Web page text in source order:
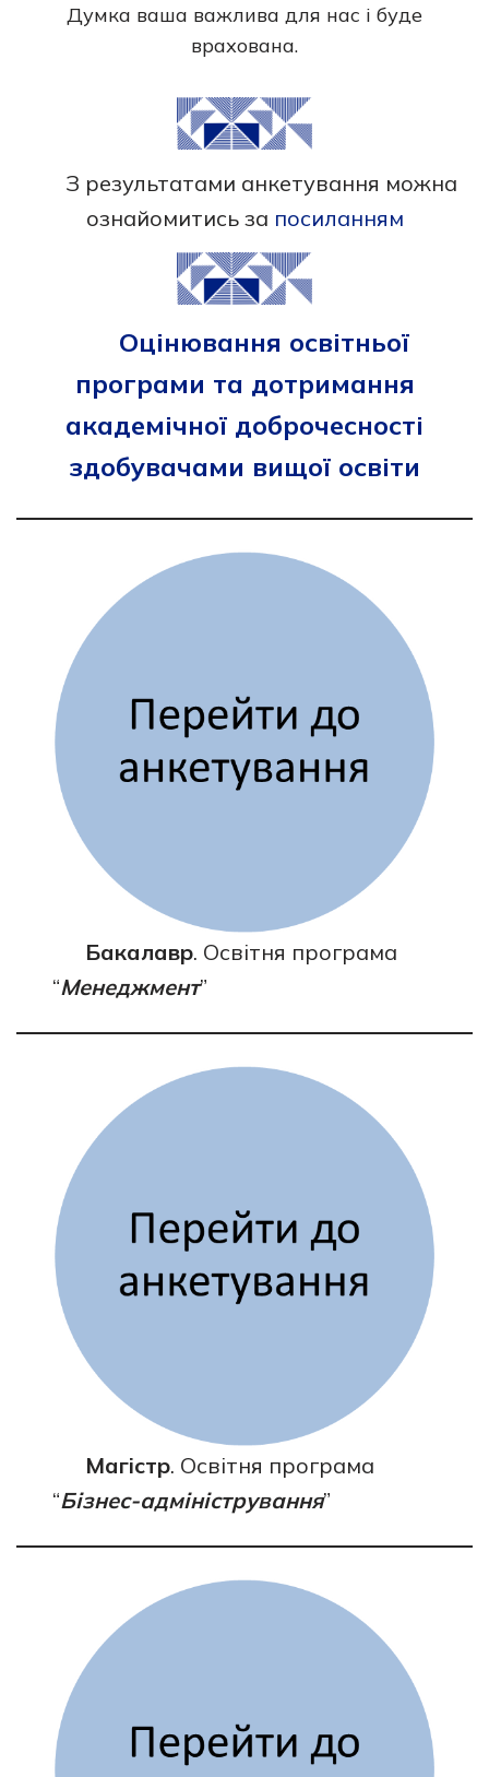
Думка ваша важлива для нас і буде
врахована.
З результатами анкетування можна
ознайомитись за посиланням
Оцінювання освітньої
програми та дотримання
академічної доброчесності
здобувачами вищої освіти
Бакалавр. Освітня програма
“Менеджмент”
Магістр. Освітня програма
“Бізнес-адміністрування”